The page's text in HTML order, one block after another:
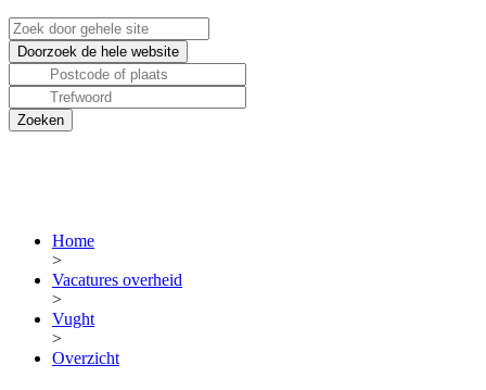
Home
>
Vacatures overheid
>
Vught
>
Overzicht